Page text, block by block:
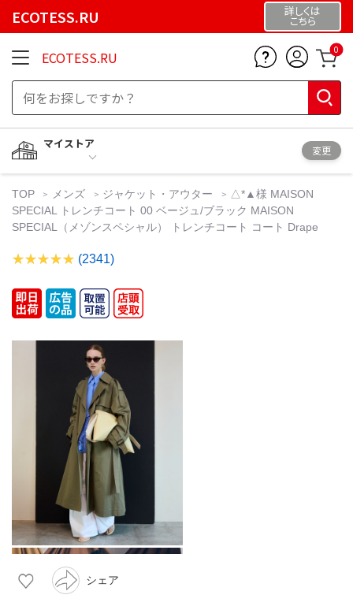
ECOTESS.RU 詳しくは
こちら
ECOTESS.RU 0
マイストア
変更
TOP メンズ ジャケット・アウター
△*▲様 MAISON
SPECIAL トレンチコート 00 ベージュ/ブラック MAISON
SPECIAL（メゾンスペシャル） トレンチコート コート Drape
(2341)
シェア